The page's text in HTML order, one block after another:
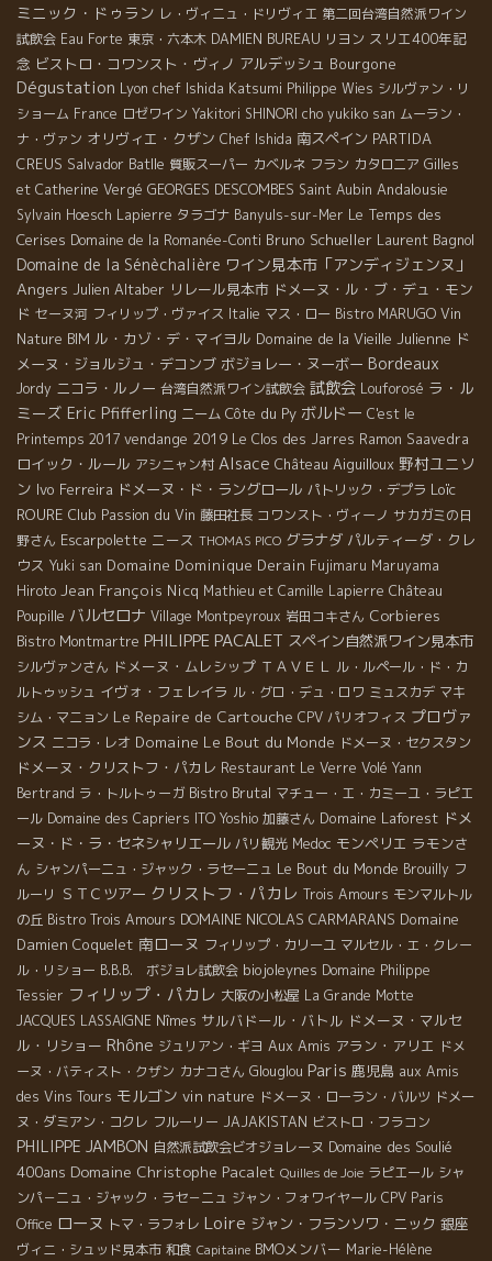
ミニック・ドゥラン レ・ヴィニュ・ドリヴィエ 第二回台湾自然派ワイン
試飲会 Eau Forte 東京・六本木 DAMIEN BUREAU リヨン スリエ400年記
念 ビストロ・コワンスト・ヴィノ アルデッシュ Bourgone
Dégustation Lyon chef Ishida Katsumi Philippe Wies シルヴァン・リ
ショーム France ロゼワイン Yakitori SHINORI cho yukiko san ムーラン・
ナ・ヴァン オリヴィエ・クザン Chef Ishida 南スペイン PARTIDA
CREUS Salvador Batlle 質販スーパー カベルネ フラン カタロニア Gilles
et Catherine Vergé GEORGES DESCOMBES Saint Aubin Andalousie
Sylvain Hoesch Lapierre タラゴナ Banyuls-sur-Mer Le Temps des
Cerises Domaine de la Romanée-Conti Bruno Schueller Laurent Bagnol
Domaine de la Sénèchalière ワイン見本市「アンディジェンヌ」
Angers Julien Altaber リレール見本市 ドメーヌ・ル・ブ・デュ・モン
ド セーヌ河 フィリップ・ヴァイス Italie マス・ロー Bistro MARUGO Vin
Nature BIM ル・カゾ・デ・マイヨル Domaine de la Vieille Julienne ド
メーヌ・ジョルジュ・デコンブ ボジョレー・ヌーボー Bordeaux
Jordy ニコラ・ルノー 台湾自然派ワイン試飲会 試飲会 Louforosé ラ・ル
ミーズ Eric Pfifferling ニーム Côte du Py ボルドー C'est le
Printemps 2017 vendange 2019 Le Clos des Jarres Ramon Saavedra
ロイック・ルール アシニャン村 Alsace Château Aiguilloux 野村ユニソ
ン Ivo Ferreira ドメーヌ・ド・ラングロール パトリック・デプラ Loïc
ROURE Club Passion du Vin 藤田社長 コワンスト・ヴィーノ サカガミの日
野さん Escarpolette ニース THOMAS PICO グラナダ パルティーダ・クレ
ウス Yuki san Domaine Dominique Derain Fujimaru Maruyama
Hiroto Jean François Nicq Mathieu et Camille Lapierre Château
Poupille バルセロナ Village Montpeyroux 岩田コキさん Corbieres
Bistro Montmartre PHILIPPE PACALET スペイン自然派ワイン見本市
シルヴァンさん ドメーヌ・ムレシップ ＴＡＶＥＬ ル・ルペール・ド・カ
ルトゥッシュ イヴォ・フェレイラ ル・グロ・デュ・ロワ ミュスカデ マキ
シム・マニョン Le Repaire de Cartouche CPV パリオフィス プロヴァ
ンス ニコラ・レオ Domaine Le Bout du Monde ドメーヌ・セクスタン
ドメーヌ・クリストフ・パカレ Restaurant Le Verre Volé Yann
Bertrand ラ・トルトゥーガ Bistro Brutal マチュー・エ・カミーユ・ラピエ
ール Domaine des Capriers ITO Yoshio 加藤さん Domaine Laforest ドメ
ーヌ・ド・ラ・セネシャリエール パリ観光 Medoc モンペリエ ラモンさ
ん シャンパーニュ・ジャック・ラセーニュ Le Bout du Monde Brouilly フ
ルーリ ＳＴＣツアー クリストフ・パカレ Trois Amours モンマルトル
の丘 Bistro Trois Amours DOMAINE NICOLAS CARMARANS Domaine
Damien Coquelet 南ローヌ フィリップ・カリーユ マルセル・エ・クレー
ル・リショー B.B.B. ボジョレ試飲会 biojoleynes Domaine Philippe
Tessier フィリップ・パカレ 大阪の小松屋 La Grande Motte
JACQUES LASSAIGNE Nîmes サルバドール・バトル ドメーヌ・マルセ
ル・リショー Rhône ジュリアン・ギヨ Aux Amis アラン・アリエ ドメ
ーヌ・バティスト・クザン カナコさん Glouglou Paris 鹿児島 aux Amis
des Vins Tours モルゴン vin nature ドメーヌ・ローラン・バルツ ドメー
ヌ・ダミアン・コクレ フルーリー JAJAKISTAN ビストロ・フラコン
PHILIPPE JAMBON 自然派試飲会ビオジョレーヌ Domaine des Soulié
400ans Domaine Christophe Pacalet Quilles de Joie ラピエール シャ
ンパ－ニュ・ジャック・ラセ－ニュ ジャン・フォワイヤール CPV Paris
Office ローヌ トマ・ラフォレ Loire ジャン・フランソワ・ニック 銀座
ヴィニ・シュッド見本市 和食 Capitaine BMOメンバー Marie-Hélène